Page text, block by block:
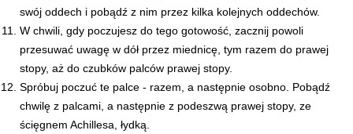
swój oddech i pobądź z nim przez kilka kolejnych oddechów.
W chwili, gdy poczujesz do tego gotowość, zacznij powoli
przesuwać uwagę w dół przez miednicę, tym razem do prawej
stopy, aż do czubków palców prawej stopy.
Spróbuj poczuć te palce - razem, a następnie osobno. Pobądź
chwilę z palcami, a następnie z podeszwą prawej stopy, ze
ścięgnem Achillesa, łydką.